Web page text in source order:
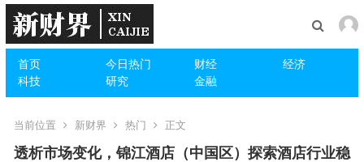
首页 今日热门 财经
经济
科技
研究 金融
当前位置 新财界 热门 正文
透析市场变化，锦江酒店（中国区）探索酒店行业稳